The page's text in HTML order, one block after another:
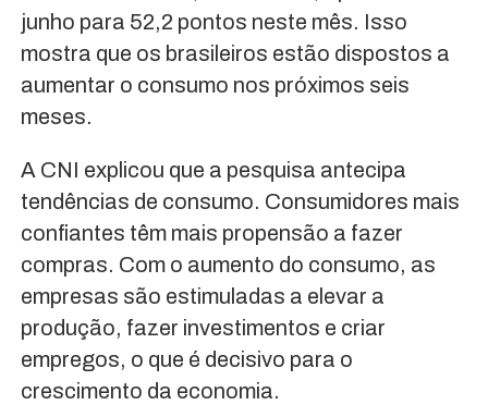
junho para 52,2 pontos neste mês. Isso
mostra que os brasileiros estão dispostos a
aumentar o consumo nos próximos seis
meses.
A CNI explicou que a pesquisa antecipa
tendências de consumo. Consumidores mais
confiantes têm mais propensão a fazer
compras. Com o aumento do consumo, as
empresas são estimuladas a elevar a
produção, fazer investimentos e criar
empregos, o que é decisivo para o
crescimento da economia.